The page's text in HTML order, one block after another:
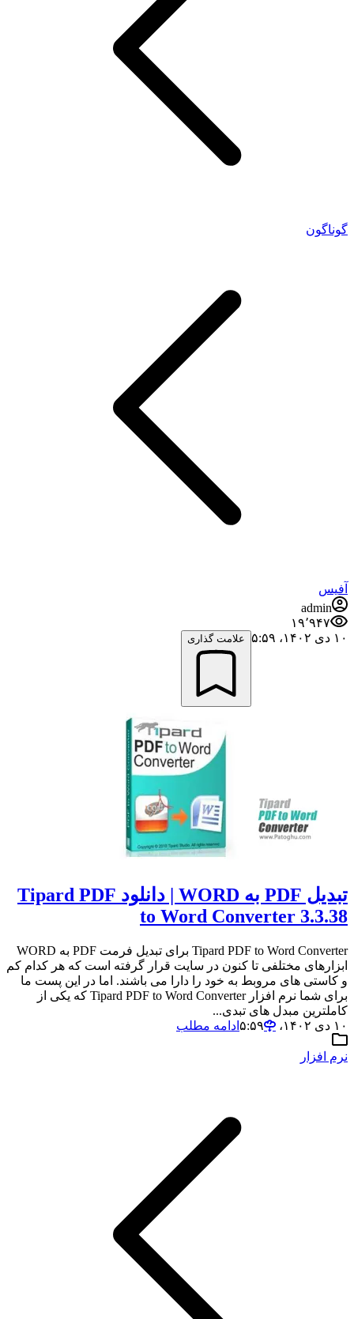
گوناگون
آفیس
admin
۱۹٬۹۴۷
۱۰ دی ۱۴۰۲،‏ ۵:۵۹
علامت گذاری
تبدیل PDF به WORD | دانلود Tipard PDF
to Word Converter 3.3.38
Tipard PDF to Word Converter برای تبدیل فرمت PDF به WORD
ابزارهای مختلفی تا کنون در سایت قرار گرفته است که هر کدام کم
و کاستی های مروبط به خود را دارا می باشند. اما در این پست ما
برای شما نرم افزار Tipard PDF to Word Converter که یکی از
کاملترین مبدل های تبدی...
۱۰ دی ۱۴۰۲،‏ ۵:۵۹
ادامه مطلب
نرم افزار